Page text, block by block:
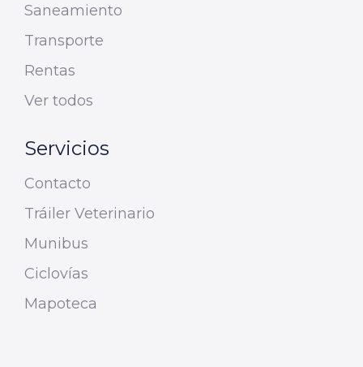
Saneamiento
Transporte
Rentas
Ver todos
Servicios
Contacto
Tráiler Veterinario
Munibus
Ciclovías
Mapoteca